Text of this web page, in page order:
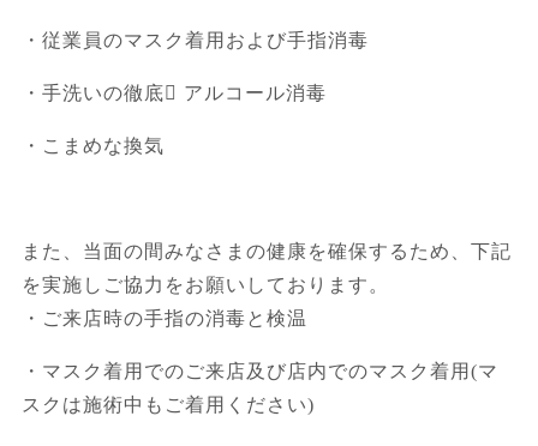
・従業員のマスク着用および手指消毒
・手洗いの徹底 アルコール消毒
・こまめな換気
また、当面の間みなさまの健康を確保するため、下記
を実施しご協力をお願いしております。
・ご来店時の手指の消毒と検温
・マスク着用でのご来店及び店内でのマスク着用(マ
スクは施術中もご着用ください)